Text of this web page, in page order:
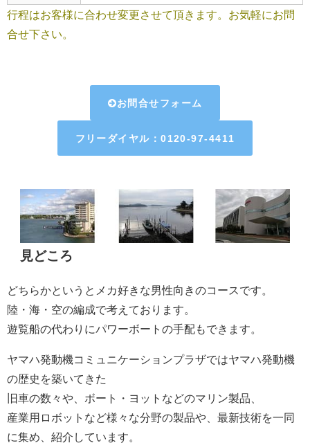
行程はお客様に合わせ変更させて頂きます。お気軽にお問
合せ下さい。
お問合せフォーム
フリーダイヤル：0120-97-4411
見どころ
どちらかというとメカ好きな男性向きのコースです。
陸・海・空の編成で考えております。
遊覧船の代わりにパワーボートの手配もできます。
ヤマハ発動機コミュニケーションプラザではヤマハ発動機
の歴史を築いてきた
旧車の数々や、ボート・ヨットなどのマリン製品、
産業用ロボットなど様々な分野の製品や、最新技術を一同
に集め、紹介しています。